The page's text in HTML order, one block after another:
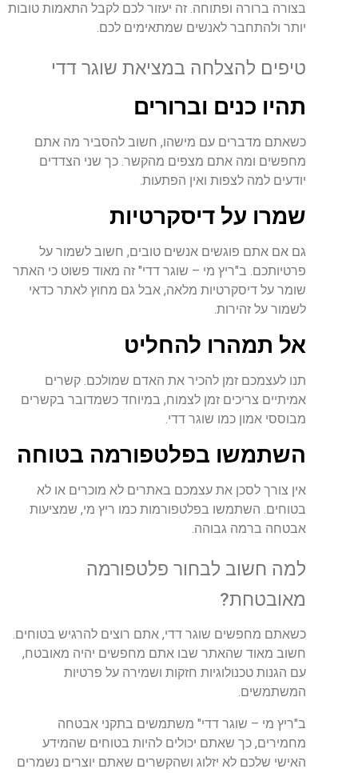
בצורה ברורה ופתוחה. זה יעזור לכם לקבל התאמות טובות
יותר ולהתחבר לאנשים שמתאימים לכם.
טיפים להצלחה במציאת שוגר דדי
תהיו כנים וברורים
כשאתם מדברים עם מישהו, חשוב להסביר מה אתם
מחפשים ומה אתם מצפים מהקשר. כך שני הצדדים
יודעים למה לצפות ואין הפתעות.
שמרו על דיסקרטיות
גם אם אתם פוגשים אנשים טובים, חשוב לשמור על
פרטיותכם. ב"ריץ מי – שוגר דדי" זה מאוד פשוט כי האתר
שומר על דיסקרטיות מלאה, אבל גם מחוץ לאתר כדאי
לשמור על זהירות.
אל תמהרו להחליט
תנו לעצמכם זמן להכיר את האדם שמולכם. קשרים
אמיתיים צריכים זמן לצמוח, במיוחד כשמדובר בקשרים
מבוססי אמון כמו שוגר דדי.
השתמשו בפלטפורמה בטוחה
אין צורך לסכן את עצמכם באתרים לא מוכרים או לא
בטוחים. השתמשו בפלטפורמות כמו ריץ מי, שמציעות
אבטחה ברמה גבוהה.
למה חשוב לבחור פלטפורמה
מאובטחת?
כשאתם מחפשים שוגר דדי, אתם רוצים להרגיש בטוחים.
חשוב מאוד שהאתר שבו אתם מחפשים יהיה מאובטח,
עם הגנות טכנולוגיות חזקות ושמירה על פרטיות
המשתמשים.
ב"ריץ מי – שוגר דדי" משתמשים בתקני אבטחה
מחמירים, כך שאתם יכולים להיות בטוחים שהמידע
האישי שלכם לא יזלוג ושהקשרים שאתם יוצרים נשמרים